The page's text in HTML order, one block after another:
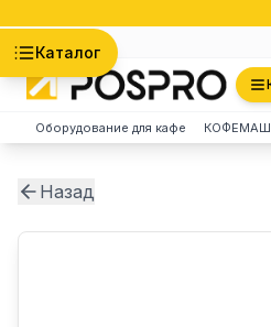
Каталог
Оборудование для кафе
Назад